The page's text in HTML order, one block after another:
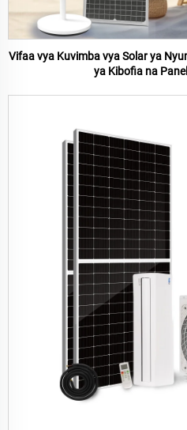
Vifaa vya Kuvimba vya Solar ya
ya Kibofia na